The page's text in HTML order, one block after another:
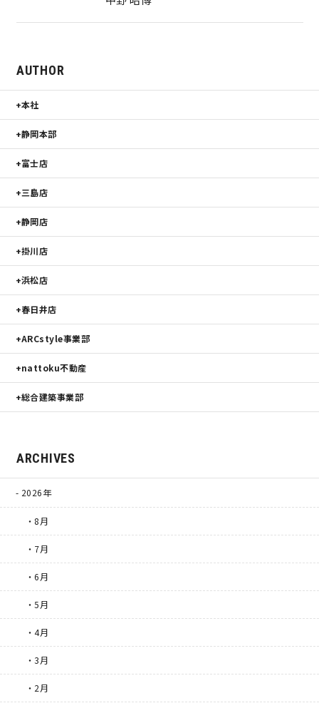
AUTHOR
本社
静岡本部
富士店
三島店
静岡店
掛川店
浜松店
春日井店
ARCstyle事業部
nattoku不動産
総合建築事業部
ARCHIVES
2026年
・8月
・7月
・6月
・5月
・4月
・3月
・2月